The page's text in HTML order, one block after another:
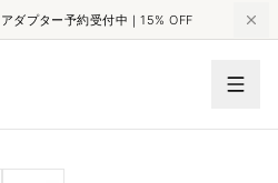
ダプター予約受付中｜15% OFF
アダプター＆レンズキット - M-M エクステンダー 2x + エレガント 90mm F2.4 M